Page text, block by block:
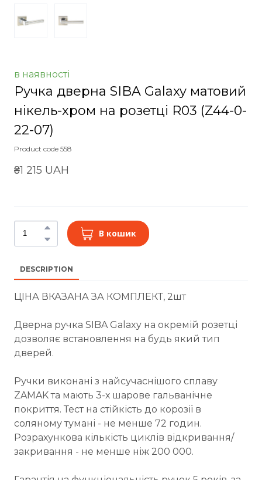
в наявності
Ручка дверна SIBA Galaxy матовий
нікель-хром на розетці R03 (Z44-0-
22-07)
Product code 558
₴1 215 UAH
В кошик
DESCRIPTION
ЦІНА ВКАЗАНА ЗА КОМПЛЕКТ, 2шт
Дверна ручка SIBA Galaxy на окремій розетці
дозволяє встановлення на будь який тип
дверей.
Ручки виконані з найсучаснішого сплаву
ZAMAK та мають 3-х шарове гальванічне
покриття. Тест на стійкість до корозії в
соляному тумані - не менше 72 годин.
Розрахункова кількість циклів відкривання/
закривання - не менше ніж 200 000.